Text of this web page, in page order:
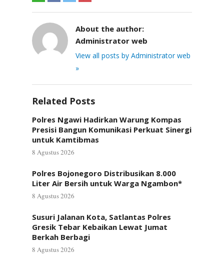
About the author:
Administrator web
View all posts by Administrator web
»
Related Posts
Polres Ngawi Hadirkan Warung Kompas
Presisi Bangun Komunikasi Perkuat Sinergi
untuk Kamtibmas
8 Agustus 2026
Polres Bojonegoro Distribusikan 8.000
Liter Air Bersih untuk Warga Ngambon*
8 Agustus 2026
Susuri Jalanan Kota, Satlantas Polres
Gresik Tebar Kebaikan Lewat Jumat
Berkah Berbagi
8 Agustus 2026